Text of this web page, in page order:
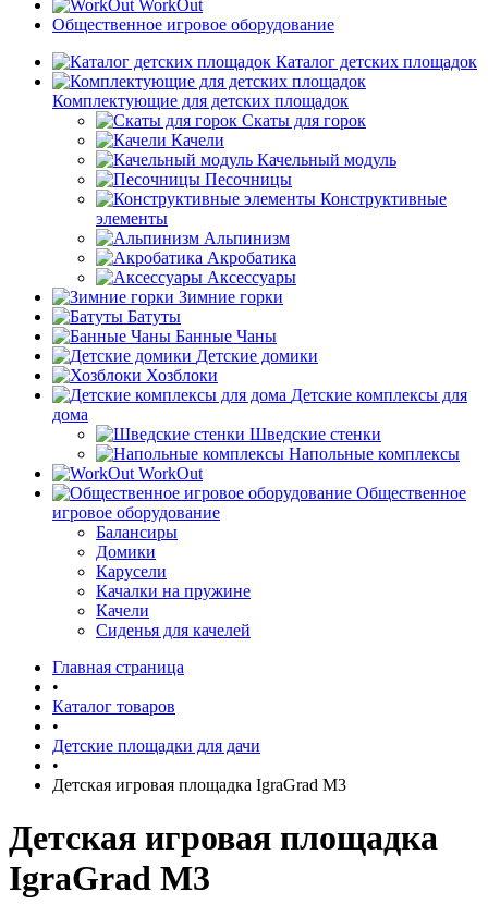
WorkOut
Общественное игровое оборудование
Каталог детских площадок
Комплектующие для детских площадок
Скаты для горок
Качели
Качельный модуль
Песочницы
Конструктивные
элементы
Альпинизм
Акробатика
Аксессуары
Зимние горки
Батуты
Банные Чаны
Детские домики
Хозблоки
Детские комплексы для
дома
Шведские стенки
Напольные комплексы
WorkOut
Общественное
игровое оборудование
Балансиры
Домики
Карусели
Качалки на пружине
Качели
Сиденья для качелей
Главная страница
•
Каталог товаров
•
Детские площадки для дачи
•
Детская игровая площадка IgraGrad М3
Детская игровая площадка
IgraGrad М3